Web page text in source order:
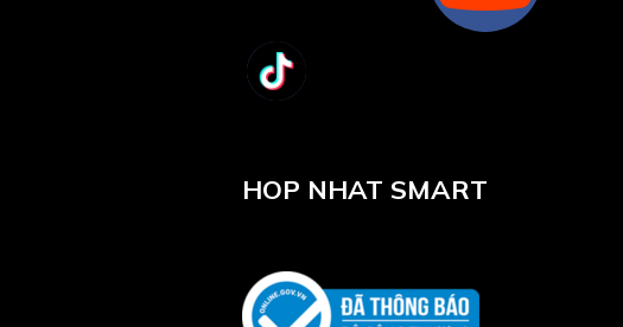
HOP NHAT SMART